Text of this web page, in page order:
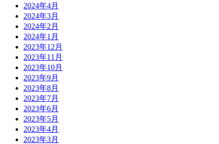
2024年4月
2024年3月
2024年2月
2024年1月
2023年12月
2023年11月
2023年10月
2023年9月
2023年8月
2023年7月
2023年6月
2023年5月
2023年4月
2023年3月